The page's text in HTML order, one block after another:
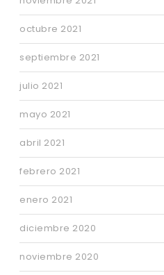
octubre 2021
septiembre 2021
julio 2021
mayo 2021
abril 2021
febrero 2021
enero 2021
diciembre 2020
noviembre 2020